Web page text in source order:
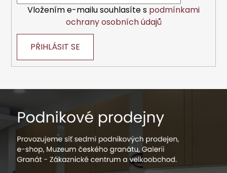
Vložením e-mailu souhlasíte s podmínkami
ochrany osobních údajů
PŘIHLÁSIT SE